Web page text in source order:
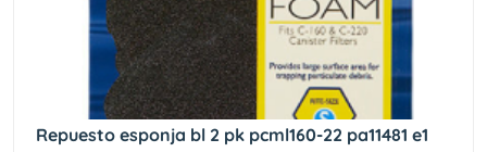
Repuesto esponja bl 2 pk pcml160-22 pa11481 e1